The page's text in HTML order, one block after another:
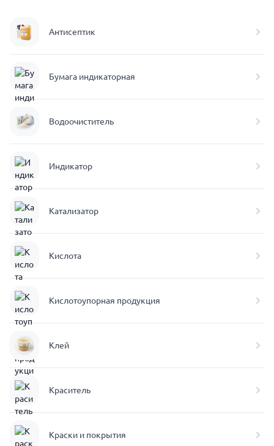
Антисептик
Бумага индикаторная
Водоочиститель
Индикатор
Катализатор
Кислота
Кислотоупорная продукция
Клей
Краситель
Краски и покрытия